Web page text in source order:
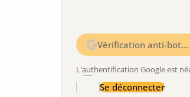
Vérification anti-bot…
L'authentification Google est
Se déconnecter